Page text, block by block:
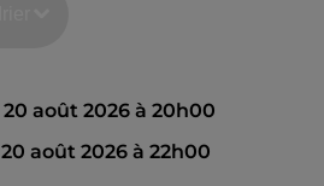
20 août 2026 à 20h00
20 août 2026 à 22h00